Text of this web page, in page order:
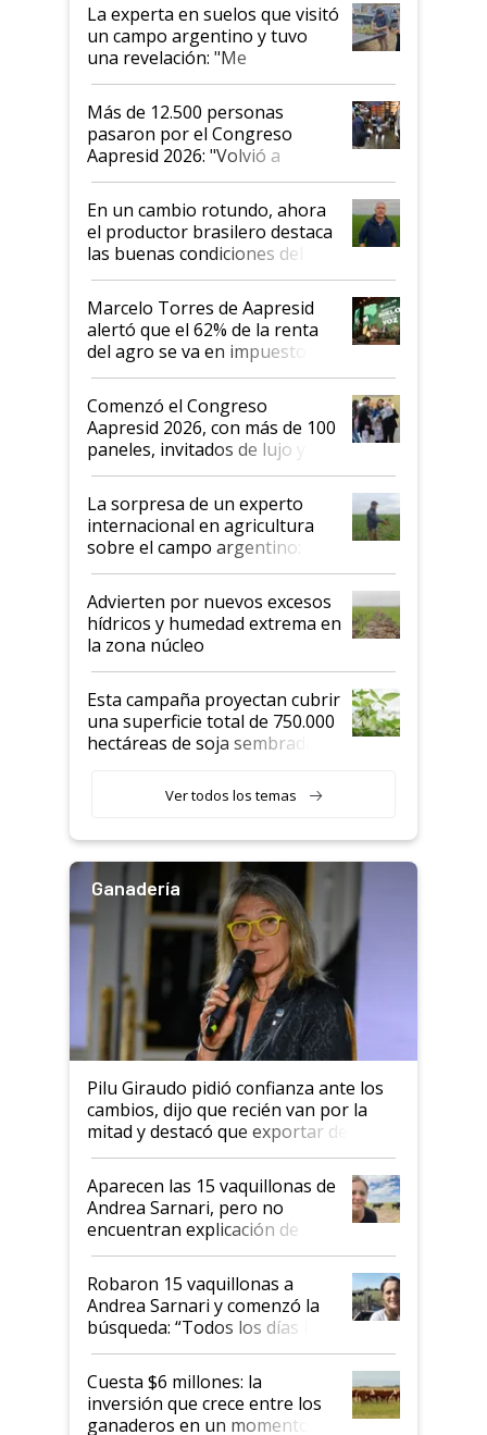
La experta en suelos que visitó
un campo argentino y tuvo
una revelación: "Me
impresionó mucho"
Más de 12.500 personas
pasaron por el Congreso
Aapresid 2026: "Volvió a
demostrar que hablar del
suelo es hablar de todo el
sistema productivo"
En un cambio rotundo, ahora
el productor brasilero destaca
las buenas condiciones del
agro argentino para invertir:
"Los veo más motivados"
Marcelo Torres de Aapresid
alertó que el 62% de la renta
del agro se va en impuestos:
"No es bueno que en
Argentina se sigan discutiendo
las mismas cosas de hace 50
años"
Comenzó el Congreso
Aapresid 2026, con más de 100
paneles, invitados de lujo y
todas las tendencias
La sorpresa de un experto
internacional en agricultura
sobre el campo argentino:
"Estoy muy impresionado"
Advierten por nuevos excesos
hídricos y humedad extrema en
la zona núcleo
Esta campaña proyectan cubrir
una superficie total de 750.000
hectáreas de soja sembradas
variedades que marcan un
salto tecnológico en genética y
Ver todos los temas
Ganadería
Pilu Giraudo pidió confianza ante los
cambios, dijo que recién van por la
mitad y destacó que exportar dejó de
ser "para unos pocos": "Tenemos un
mandato muy claro del gobierno
nacional"
Aparecen las 15 vaquillonas de
Andrea Sarnari, pero no
encuentran explicación de
cómo llegaron allí
Robaron 15 vaquillonas a
Andrea Sarnari y comenzó la
búsqueda: “Todos los días le
toca a algún productor”
Cuesta $6 millones: la
inversión que crece entre los
ganaderos en un momento